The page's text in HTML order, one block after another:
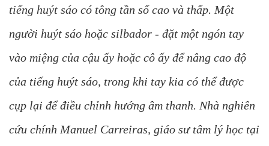
tiếng huýt sáo có tông tần số cao và thấp. Một
người huýt sáo hoặc silbador - đặt một ngón tay
vào miệng của cậu ấy hoặc cô ấy để nâng cao độ
của tiếng huýt sáo, trong khi tay kia có thể được
cụp lại để điều chỉnh hướng âm thanh. Nhà nghiên
cứu chính Manuel Carreiras, giáo sư tâm lý học tại